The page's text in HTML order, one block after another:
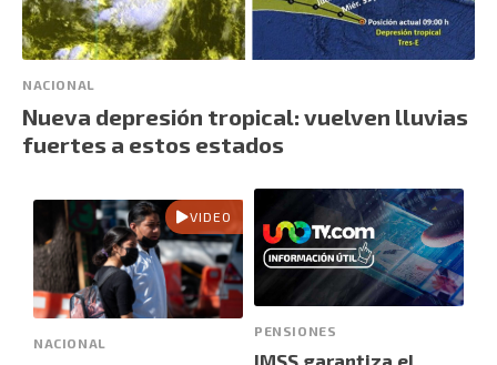
NACIONAL
Nueva depresión tropical: vuelven lluvias
fuertes a estos estados
VIDEO
NACIONAL
PENSIONES